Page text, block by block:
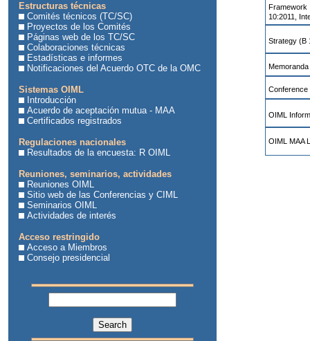
Estructuras técnicas
Comités técnicos (TC/SC)
Proyectos de los Comités
Páginas web de los TC/SC
Colaboraciones técnicas
Estadísticas e informes
Notificaciones del Acuerdo OTC de la OMC
Sistemas OIML
Introducción
Acuerdo de aceptación mutua - MAA
Certificados registrados
Regulaciones nacionales
Resultados de la encuesta: R OIML
Reuniones, seminarios, actividades
Reuniones OIML
Sitio web de las Conferencias y CIML
Seminarios OIML
Actividades de interés
Acceso restringido
Acceso a Miembros
Consejo presidencial
Framework
10:2011,
Strategy (B
Conference
OIML
OIML MAA